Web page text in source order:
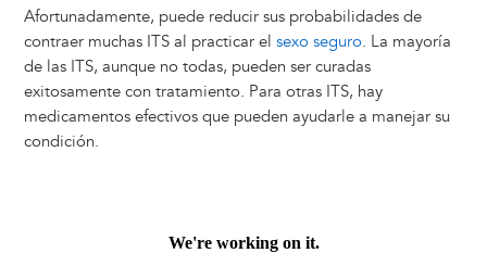
Afortunadamente, puede reducir sus probabilidades de
contraer muchas ITS al practicar el sexo seguro. La mayoría
de las ITS, aunque no todas, pueden ser curadas
exitosamente con tratamiento. Para otras ITS, hay
medicamentos efectivos que pueden ayudarle a manejar su
condición.